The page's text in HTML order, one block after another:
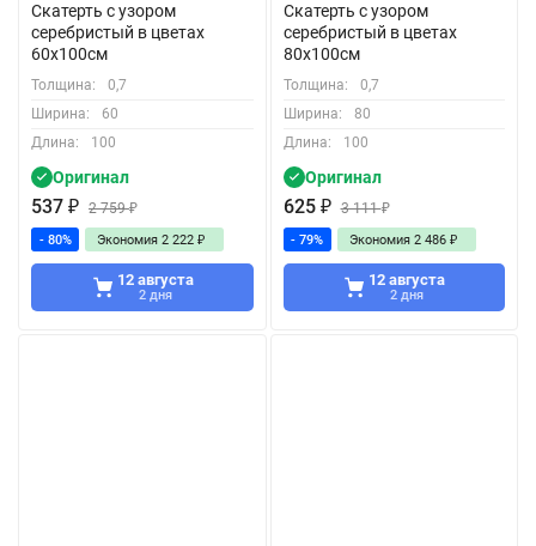
Скатерть с узором
серебристый в цветах
60x100см
Толщина:
0,7
Ширина:
60
Длина:
100
Оригинал
537 ₽ 2 759₽
- 80% Экономия 2 222 ₽
12 августа
2 дня
Скатерть с узором
серебристый в цветах
80x100см
Толщина:
0,7
Ширина:
80
Длина:
100
Оригинал
625 ₽ 3 111₽
- 79% Экономия 2 486 ₽
12 августа
2 дня